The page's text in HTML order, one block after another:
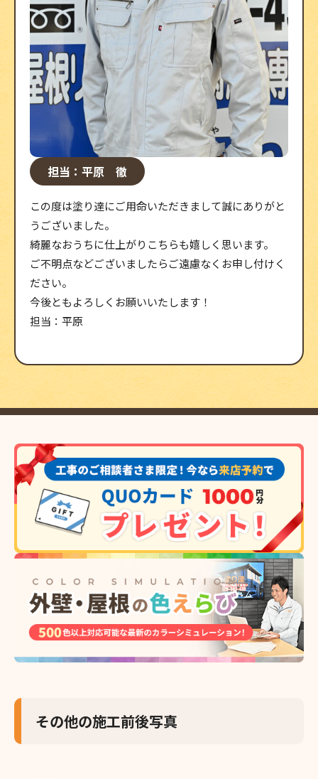
担当：平原 徹
この度は塗り達にご用命いただきまして誠にありがと
うございました。
綺麗なおうちに仕上がりこちらも嬉しく思います。
ご不明点などございましたらご遠慮なくお申し付けく
ださい。
今後ともよろしくお願いいたします！
担当：平原
その他の施工前後写真